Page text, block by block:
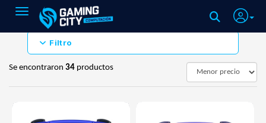
Toggle navigation
Filtro
Se encontraron 34 productos